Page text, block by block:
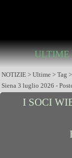
ULTIME
NOTIZIE > Ultime > Tag
Siena 3 luglio 2026 -
I SOCI